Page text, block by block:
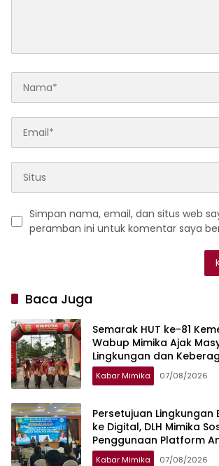
Simpan nama, email, dan situs web
peramban ini untuk komentar saya
Baca Juga
Semarak HUT ke-81
Wabup Mimika Ajak
Lingkungan dan
Kabar Mimika 07/08/2026
Persetujuan
ke Digital, DLH Mimika
Penggunaan Platform
Pelaku Usaha
Kabar Mimika 07/08/2026